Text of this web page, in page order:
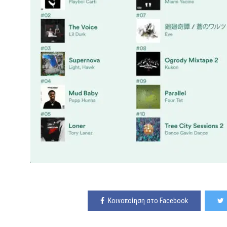
Κοινοποίηση στο Facebook